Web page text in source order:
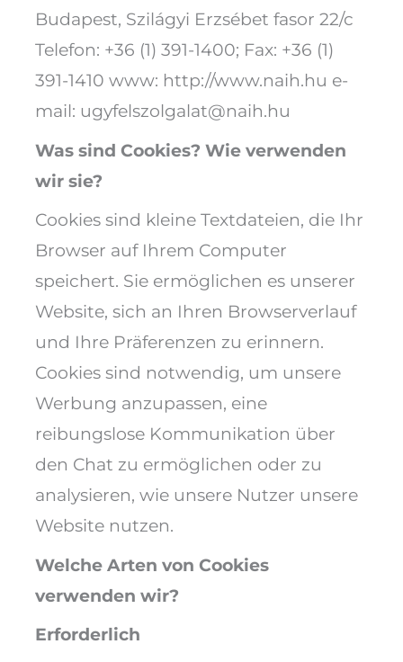
Budapest, Szilágyi Erzsébet fasor 22/c
Telefon: +36 (1) 391-1400; Fax: +36 (1)
391-1410 www: http://www.naih.hu e-
mail: ugyfelszolgalat@naih.hu
Was sind Cookies? Wie verwenden
wir sie?
Cookies sind kleine Textdateien, die Ihr
Browser auf Ihrem Computer
speichert. Sie ermöglichen es unserer
Website, sich an Ihren Browserverlauf
und Ihre Präferenzen zu erinnern.
Cookies sind notwendig, um unsere
Werbung anzupassen, eine
reibungslose Kommunikation über
den Chat zu ermöglichen oder zu
analysieren, wie unsere Nutzer unsere
Website nutzen.
Welche Arten von Cookies
verwenden wir?
Erforderlich